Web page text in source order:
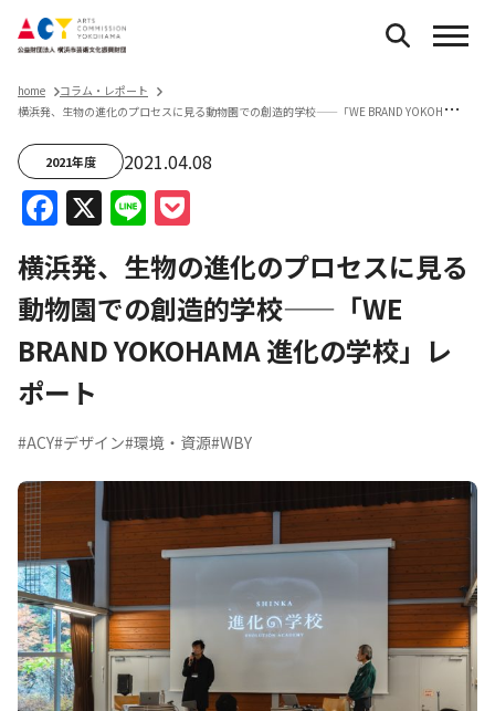
home コラム・レポート
横
浜発、生物の進化のプロセスに見る動物園での創造的学校——「WE BRAND YOKOHAMA 進化の学校」レポート
2021年度 2021.04.08
Facebook
X Line
横浜発、生物の進化のプロセスに見る
動物園での創造的学校——「WE
BRAND YOKOHAMA 進化の学校」レ
ポート
#ACY#デザイン#環境・資源#WBY